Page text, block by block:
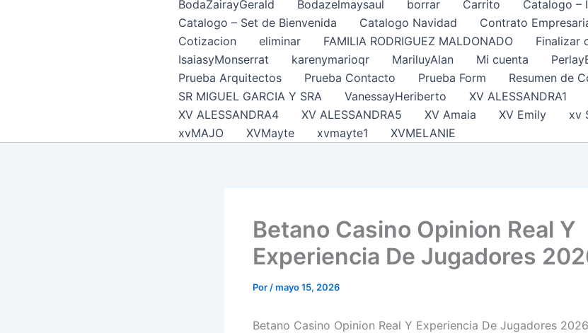
BodaZairayGerald
Bodazelmaysaul borrar Carrito Catalogo –
Catalogo – Set de Bienvenida
Catalogo Navidad Contrato
Cotizacion
eliminar FAMILIA RODRIGUEZ MALDONADO Finalizar
IsaiasyMonserrat
karenymarioqr MariluyAlan Mi cuenta
Prueba Arquitectos
Prueba Contacto Prueba Form Resumen de
SR MIGUEL GARCIA Y SRA
VanessayHeriberto XV ALESSANDRA1
XV ALESSANDRA4
XV ALESSANDRA5 XV Amaia XV Emily xv
xvMAJO
XVMayte xvmayte1 XVMELANIE
Betano Casino Opinion Real Y
Experiencia De Jugadores
Por /mayo 15, 2026
Betano Casino Opinion Real Y Experiencia De Jugadores 2026